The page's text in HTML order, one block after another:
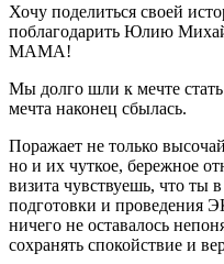
Хочу поделиться своей
поблагодарить Юлию
МАМА!
Мы долго шли к мечте
мечта наконец сбылась.
Поражает не только
но и их чуткое, бережное
визита чувствуешь, что ты
подготовки и проведения
ничего не оставалось
сохранять спокойствие и